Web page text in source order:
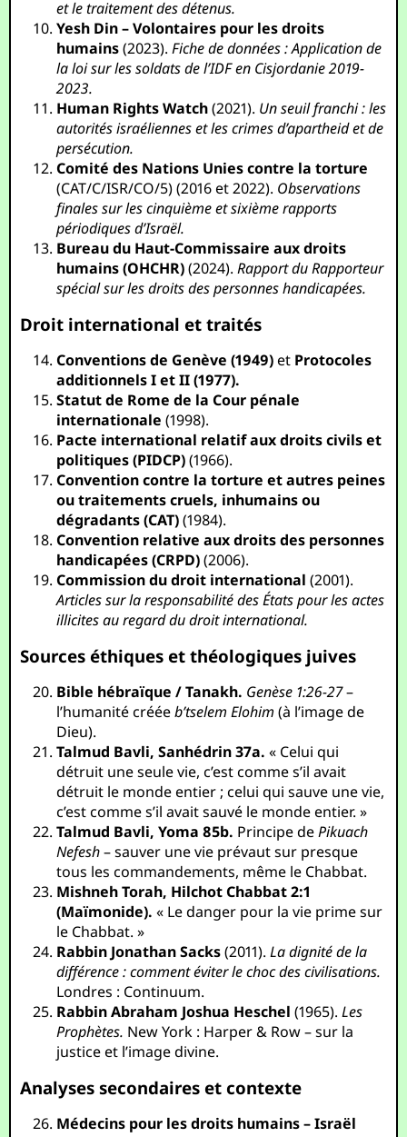
et le traitement des détenus.
Yesh Din – Volontaires pour les droits
humains(2023).Fiche de données : Application de
la loi sur les soldats de l’IDF en Cisjordanie 2019-
2023.
Human Rights Watch(2021). Un seuil franchi : les
autorités israéliennes et les crimes d’apartheid et de
persécution.
Comité des Nations Unies contre la torture
(CAT/C/ISR/CO/5) (2016 et 2022). Observations
finales sur les cinquième et sixième rapports
périodiques d’Israël.
Bureau du Haut-Commissaire aux droits
humains (OHCHR)(2024).Rapport du Rapporteur
spécial sur les droits des personnes handicapées.
Droit international et traités
Conventions de Genève (1949)et Protocoles
additionnels I et II (1977).
Statut de Rome de la Cour pénale
internationale (1998).
Pacte international relatif aux droits civils et
politiques (PIDCP)(1966).
Convention contre la torture et autres peines
ou traitements cruels, inhumains ou
dégradants (CAT)(1984).
Convention relative aux droits des personnes
handicapées (CRPD)(2006).
Commission du droit international (2001).
Articles sur la responsabilité des États pour les actes
illicites au regard du droit international.
Sources éthiques et théologiques juives
Bible hébraïque / Tanakh. Genèse 1:26-27–
l’humanité crééeb’tselem Elohim (à l’image de
Dieu).
Talmud Bavli, Sanhédrin 37a. « Celui qui
détruit une seule vie, c’est comme s’il avait
détruit le monde entier ; celui qui sauve une vie,
c’est comme s’il avait sauvé le monde entier. »
Talmud Bavli, Yoma 85b. Principe dePikuach
Nefesh– sauver une vie prévaut sur presque
tous les commandements, même le Chabbat.
Mishneh Torah, Hilchot Chabbat 2:1
(Maïmonide). « Le danger pour la vie prime sur
le Chabbat. »
Rabbin Jonathan Sacks(2011).La dignité de la
différence : comment éviter le choc des civilisations.
Londres : Continuum.
Rabbin Abraham Joshua Heschel (1965).Les
Prophètes. New York : Harper & Row – sur la
justice et l’image divine.
Analyses secondaires et contexte
Médecins pour les droits humains – Israël